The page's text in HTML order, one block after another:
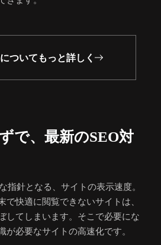
ついてもっと詳しく
で、最新のSEO対
指針となる、サイトの表示速度。
快適に閲覧できないサイトは、
してしまいます。そこで必要にな
が必要なサイトの高速化です。